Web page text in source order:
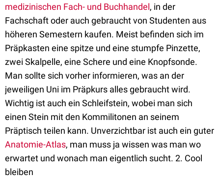
medizinischen Fach- und Buchhandel, in der
Fachschaft oder auch gebraucht von Studenten aus
höheren Semestern kaufen. Meist befinden sich im
Präpkasten eine spitze und eine stumpfe Pinzette,
zwei Skalpelle, eine Schere und eine Knopfsonde.
Man sollte sich vorher informieren, was an der
jeweiligen Uni im Präpkurs alles gebraucht wird.
Wichtig ist auch ein Schleifstein, wobei man sich
einen Stein mit den Kommilitonen an seinem
Präptisch teilen kann. Unverzichtbar ist auch ein guter
Anatomie-Atlas, man muss ja wissen was man wo
erwartet und wonach man eigentlich sucht. 2. Cool
bleiben